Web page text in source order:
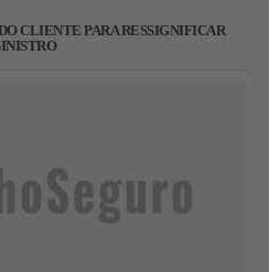
CLIENTE PARA RESSIGNIFICAR